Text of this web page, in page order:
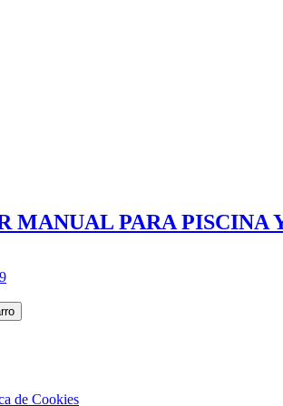
MANUAL PARA PISCINA
de Cookies